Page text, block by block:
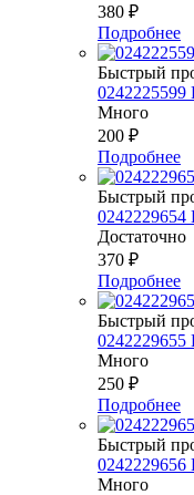
380 ₽
Подробнее
Быстрый
0242225599
Много
200 ₽
Подробнее
Быстрый
Достаточно
370 ₽
Подробнее
Быстрый
0242229655
Много
250 ₽
Подробнее
Быстрый
0242229656
Много